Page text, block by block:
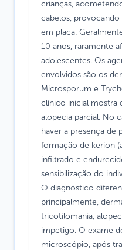
crianças,
cabelos,
em placa.
10 anos, raramente
adolescentes. Os
envolvidos são os
Microsporum e
clínico inicial mostra
alopecia parcial. No
haver a presença de
formação de kerion
infiltrado e
sensibilização do
O diagnóstico
principalmente,
tricotilomania,
impetigo. O exame
microscópio, após